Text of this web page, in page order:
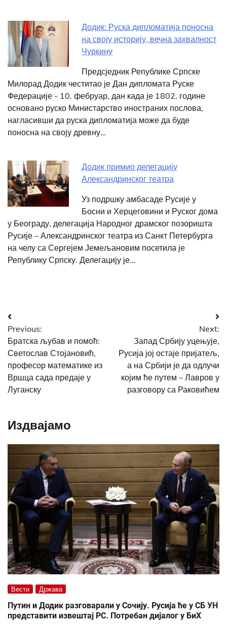
Додик: Руска дипломатија поносна
на своју историју, вечна захвалност
Чуркину
Предсједник Републике Српске
Милорад Додик честитао је Дан дипломата Руске
Федерације - 10. фебруар, дан када је 1802. године
основано руско Министарство иностраних послова,
нагласивши да руска дипломатија може да буде
поносна на своју древну…
Додик примио делегацију
Александринског театра
Уз подршку амбасаде Русије у
Босни и Херцеговини и Руског дома
у Београду, делегација Народног драмског позоришта
Русије – Александринског театра из Санкт Петербурга
на челу са Сергејем Јемељановим посетила је
Републику Српску. Делегацију је…
Post
navigation
Previous:
Братска љубав и помоћ:
Светослав Стојановић,
професор математике из
Вршца сада предаје у
Луганску
Next:
Запад Србију уцењује,
Русија јој остаје пријатељ,
а на Србији је да одлучи
којим ће путем – Лавров у
разговору са Раковићем
Издвајамо
Вести Држава
Путин и Додик разговарали у Сочију. Русија ће у СБ УН
представити извештај РС. Потребан дијалог у БиХ